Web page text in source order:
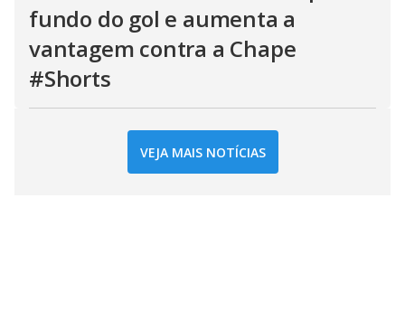
fundo do gol e aumenta a
vantagem contra a Chape
#Shorts
VEJA MAIS NOTÍCIAS